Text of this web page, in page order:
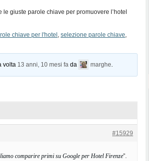
le giuste parole chiave per promuovere l’hotel
chiave per l'hotel , selezione parole chiave,
volta 13 anni, 10 mesi fa da marghe
#15929
comparire primi su Google per Hotel Firenze”.